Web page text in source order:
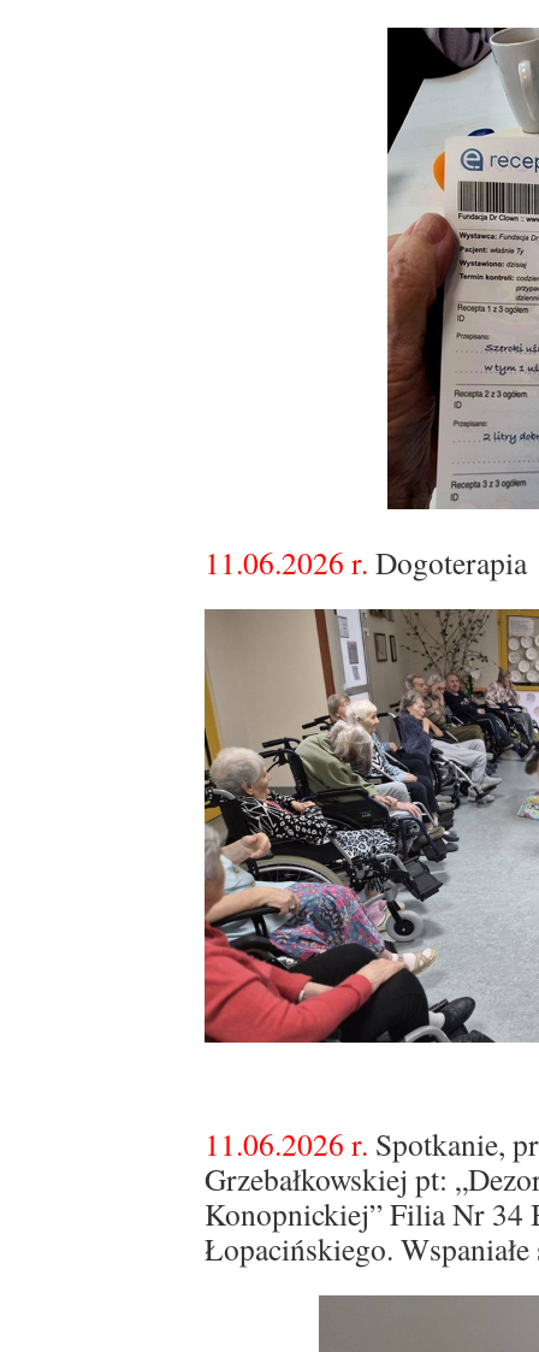
11.06.2026 r. Dogoterapia
11.06.2026 r. Spotkanie,
Grzebałkowskiej pt:
Konopnickiej” Filia Nr
Łopacińskiego.